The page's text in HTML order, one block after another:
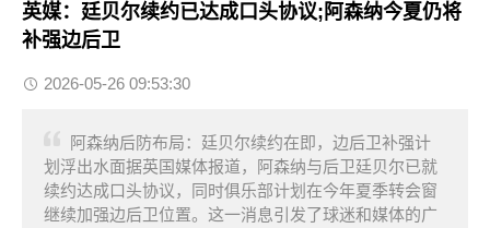
英媒：廷贝尔续约已达成口头协议;阿森纳今夏仍将
补强边后卫
2026-05-26 09:53:30
阿森纳后防布局：廷贝尔续约在即，边后卫补强计
划浮出水面据英国媒体报道，阿森纳与后卫廷贝尔已就
续约达成口头协议，同时俱乐部计划在今年夏季转会窗
继续加强边后卫位置。这一消息引发了球迷和媒体的广